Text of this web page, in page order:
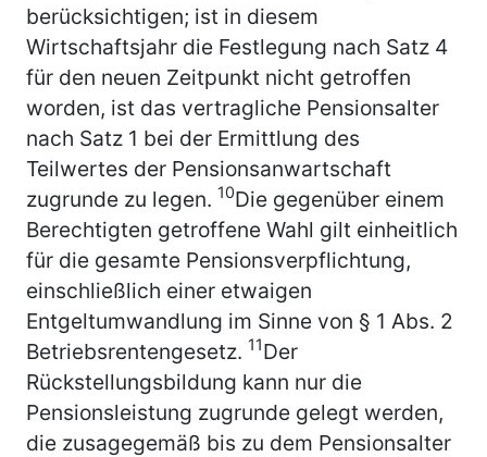
berücksichtigen; ist in diesem
Wirtschaftsjahr die Festlegung nach Satz 4
für den neuen Zeitpunkt nicht getroffen
worden, ist das vertragliche Pensionsalter
nach Satz 1 bei der Ermittlung des
Teilwertes der Pensionsanwartschaft
zugrunde zu legen. 10Die gegenüber einem
Berechtigten getroffene Wahl gilt einheitlich
für die gesamte Pensionsverpflichtung,
einschließlich einer etwaigen
Entgeltumwandlung im Sinne von § 1 Abs. 2
Betriebsrentengesetz. 11Der
Rückstellungsbildung kann nur die
Pensionsleistung zugrunde gelegt werden,
die zusagegemäß bis zu dem Pensionsalter